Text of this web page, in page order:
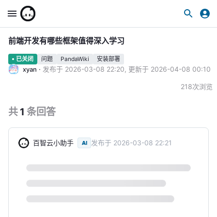
前端开发有哪些框架值得深入学习
已关闭 问题 PandaWiki 安装部署
xyan · 发布于 2026-03-08 22:20, 更新于 2026-04-08 00:10
218次浏览
共 1 条回答
百智云小助手 AI 发布于 2026-03-08 22:21